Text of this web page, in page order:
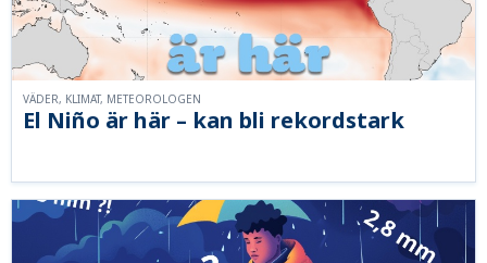
El Niño är här – kan bli rekordstark
VÄDER, KLIMAT, METEOROLOGEN